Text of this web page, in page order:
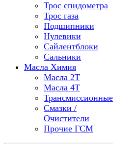
Трос спидометра
Трос газа
Подшипники
Нулевики
Сайлентблоки
Сальники
Масла Химия
Масла 2Т
Масла 4Т
Трансмиссионные
Смазки /
Очистители
Прочие ГСМ